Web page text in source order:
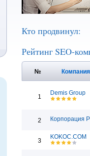
Кто продвинул:
Рейтинг SEO-
№
1
Demis Group
2 Корпорация
3
KOKOC.COM